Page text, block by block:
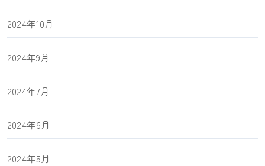
2024年10月
2024年9月
2024年7月
2024年6月
2024年5月